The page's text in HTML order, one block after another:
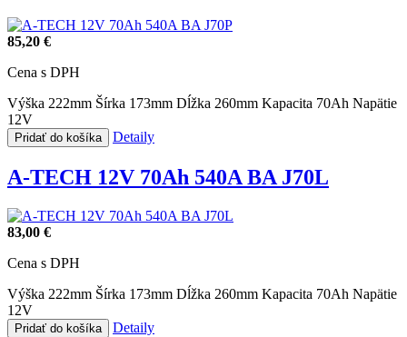
85,20 €
Cena s DPH
Výška 222mm Šírka 173mm Dĺžka 260mm Kapacita 70Ah Napätie
12V
Pridať do košíka Detaily
A-TECH 12V 70Ah 540A BA J70L
83,00 €
Cena s DPH
Výška 222mm Šírka 173mm Dĺžka 260mm Kapacita 70Ah Napätie
12V
Pridať do košíka Detaily